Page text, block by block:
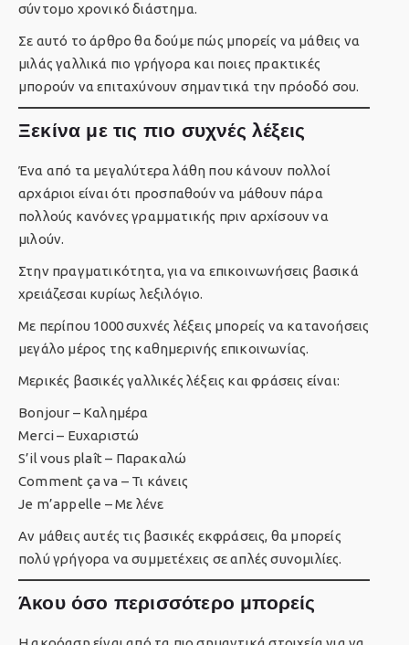
σύντομο χρονικό διάστημα.
Σε αυτό το άρθρο θα δούμε πώς μπορείς να μάθεις να
μιλάς γαλλικά πιο γρήγορα και ποιες πρακτικές
μπορούν να επιταχύνουν σημαντικά την πρόοδό σου.
Ξεκίνα με τις πιο συχνές λέξεις
Ένα από τα μεγαλύτερα λάθη που κάνουν πολλοί
αρχάριοι είναι ότι προσπαθούν να μάθουν πάρα
πολλούς κανόνες γραμματικής πριν αρχίσουν να
μιλούν.
Στην πραγματικότητα, για να επικοινωνήσεις βασικά
χρειάζεσαι κυρίως λεξιλόγιο.
Με περίπου 1000 συχνές λέξεις μπορείς να κατανοήσεις
μεγάλο μέρος της καθημερινής επικοινωνίας.
Μερικές βασικές γαλλικές λέξεις και φράσεις είναι:
Bonjour – Καλημέρα
Merci – Ευχαριστώ
S’il vous plaît – Παρακαλώ
Comment ça va – Τι κάνεις
Je m’appelle – Με λένε
Αν μάθεις αυτές τις βασικές εκφράσεις, θα μπορείς
πολύ γρήγορα να συμμετέχεις σε απλές συνομιλίες.
Άκου όσο περισσότερο μπορείς